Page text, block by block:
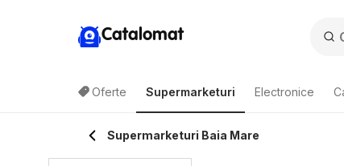
Catalomat
Oferte Supermarketuri Electronice
Supermarketuri Baia Mare